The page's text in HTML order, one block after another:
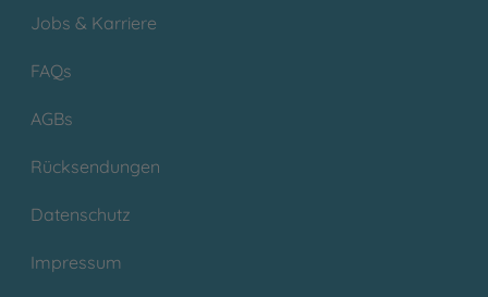
Jobs & Karriere
FAQs
AGBs
Rücksendungen
Datenschutz
Impressum